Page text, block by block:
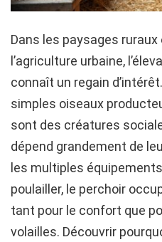
Dans les paysages
l’agriculture urbaine,
connaît un regain
simples oiseaux
sont des créatures
dépend grandement de
les multiples
poulailler, le perchoir
tant pour le confort que
volailles. Découvrir